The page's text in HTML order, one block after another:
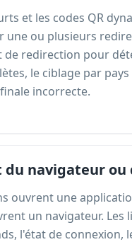
et les codes QR
une ou plusieurs
de redirection pour
le ciblage par
incorrecte.
du navigateur ou
ouvrent une
un navigateur. Les
l'état de connexion,